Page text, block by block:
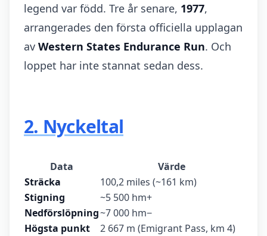
legend var född. Tre år senare, 1977,
arrangerades den första officiella upplagan
av Western States Endurance Run. Och
loppet har inte stannat sedan dess.
2. Nyckeltal
Data
Värde
Sträcka
100,2 miles (~161 km)
Stigning
~5 500 hm+
Nedförslöpning~7 000 hm−
Högsta punkt
2 667 m (Emigrant Pass, km 4)